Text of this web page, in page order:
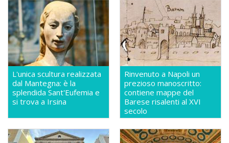
L'unica scultura realizzata
dal Mantegna: è la
splendida Sant'Eufemia e
si trova a Irsina
Rinvenuto a Napoli un
prezioso manoscritto:
contiene mappe del
Barese risalenti al XVI
secolo